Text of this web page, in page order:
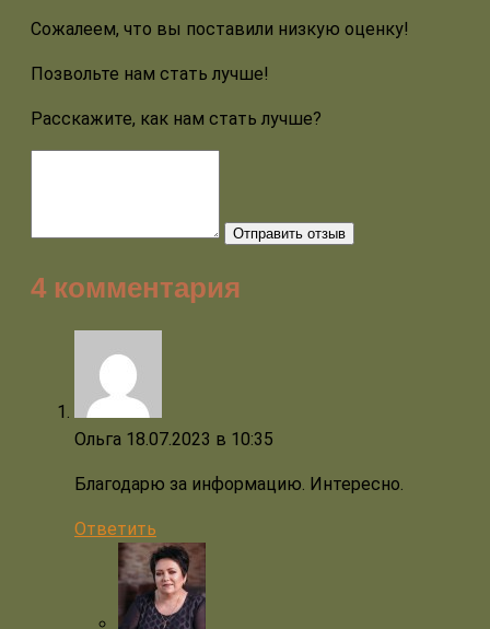
Сожалеем, что вы поставили низкую оценку!
Позвольте нам стать лучше!
Расскажите, как нам стать лучше?
Отправить отзыв
4 комментария
Ольга 18.07.2023 в 10:35
Благодарю за информацию. Интересно.
Ответить